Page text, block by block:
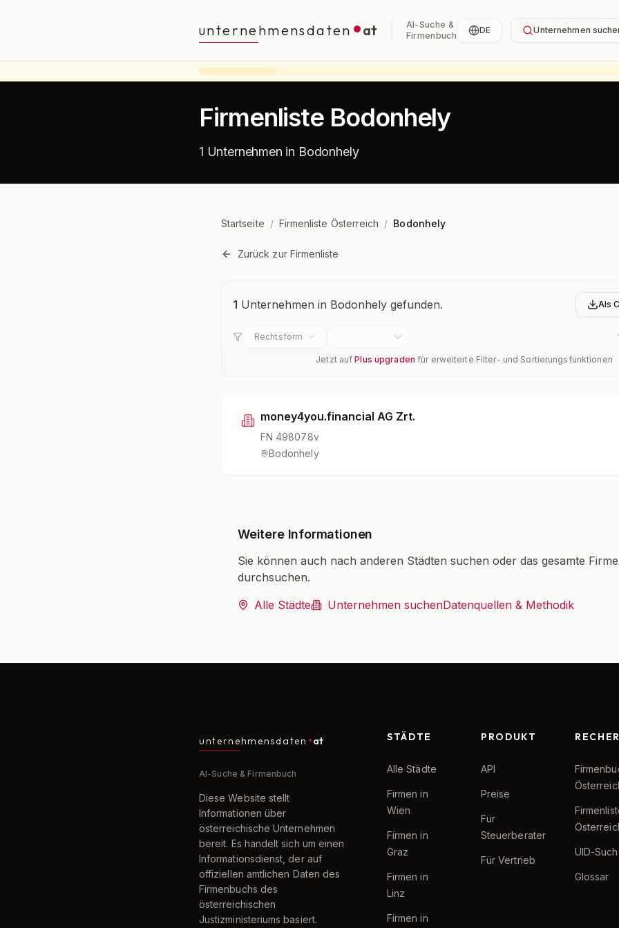
unternehmensdaten at
AI-Suche &
Firmenbuch
DE Unternehmen
Firmenliste Bodonhely
1 Unternehmen in Bodonhely
Startseite / Firmenliste Österreich / Bodonhely
Zurück zur Firmenliste
Unternehmensübersicht
1 Unternehmen in Bodonhely gefunden. Als
Rechtsform
Jetzt aufPlus upgraden für erweiterte Filter- und Sortierungsfunktionen
money4you.financial AG Zrt.
FN498078v
Bodonhely
Weitere Informationen
Sie können auch nach anderen Städten suchen oder das gesamte
durchsuchen.
Alle Städte
Unternehmen suchenDatenquellen & Methodik
unternehmensdaten at
AI-Suche & Firmenbuch
Diese Website stellt
Informationen über
österreichische Unternehmen
bereit. Es handelt sich um einen
Informationsdienst, der auf
offiziellen amtlichen Daten des
Firmenbuchs des
österreichischen
Justizministeriums basiert.
STÄDTE
Alle Städte
Firmen in
Wien
Firmen in
Graz
Firmen in
Linz
Firmen in
PRODUKT
API
Preise
Für
Steuerberater
Für Vertrieb
UID-
Glossar